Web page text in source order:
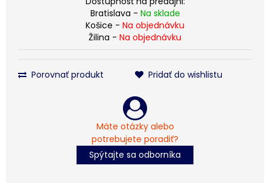
Bratislava - Na sklade
Košice - Na objednávku
Žilina - Na objednávku
Porovnať produkt Pridať do wishlistu
Máte otázky alebo
potrebujete poradiť?
Spýtajte sa odborníka